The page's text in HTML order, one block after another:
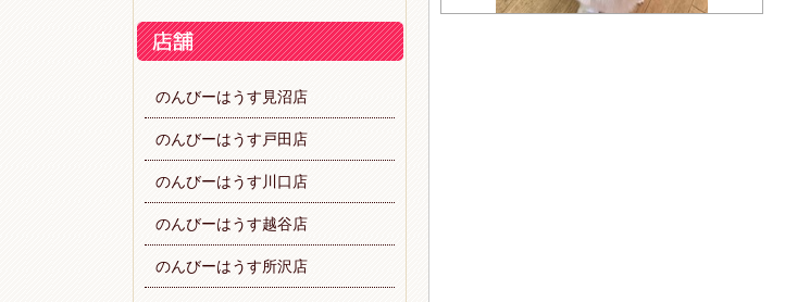
のんびーはうす見沼店
のんびーはうす戸田店
のんびーはうす川口店
のんびーはうす越谷店
のんびーはうす所沢店